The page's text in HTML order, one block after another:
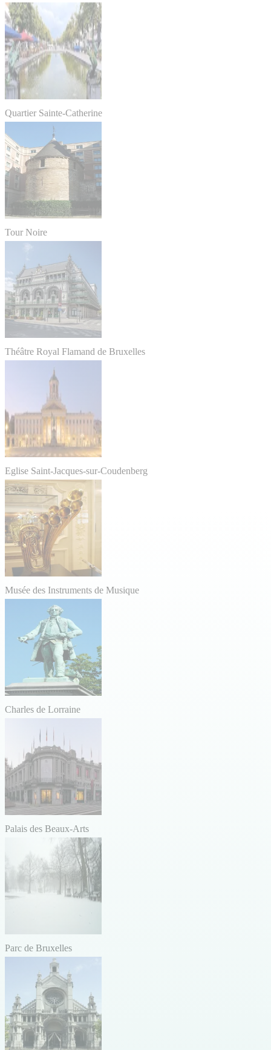
Quartier Sainte-Catherine
Tour Noire
Théâtre Royal Flamand de Bruxelles
Eglise Saint-Jacques-sur-Coudenberg
Musée des Instruments de Musique
Charles de Lorraine
Palais des Beaux-Arts
Parc de Bruxelles